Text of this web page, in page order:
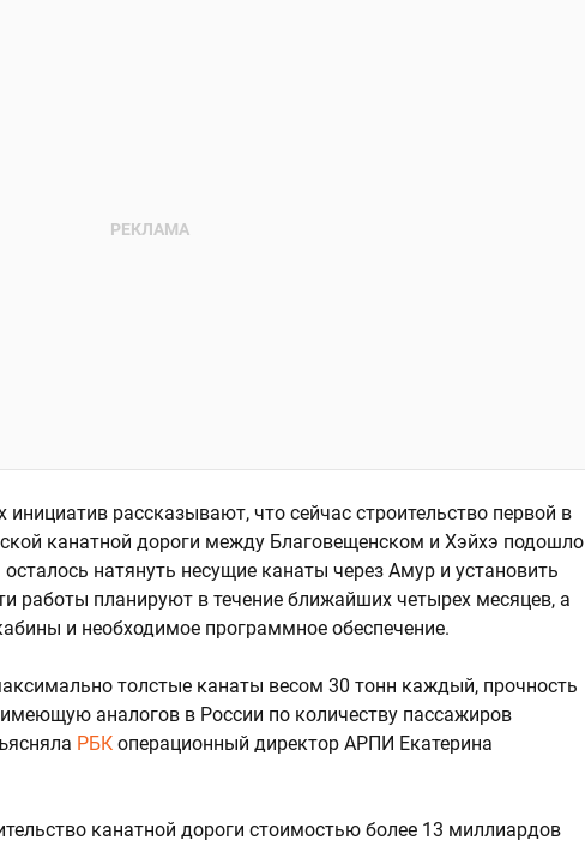
инициатив рассказывают, что сейчас строительство первой в
канатной дороги между Благовещенском и Хэйхэ подошло
натянуть несущие канаты через Амур и установить
работы планируют в течение ближайших четырех месяцев, а
и необходимое программное обеспечение.
толстые канаты весом 30 тонн каждый, прочность
аналогов в России по количеству пассажиров
РБК операционный директор АРПИ Екатерина
канатной дороги стоимостью более 13 миллиардов